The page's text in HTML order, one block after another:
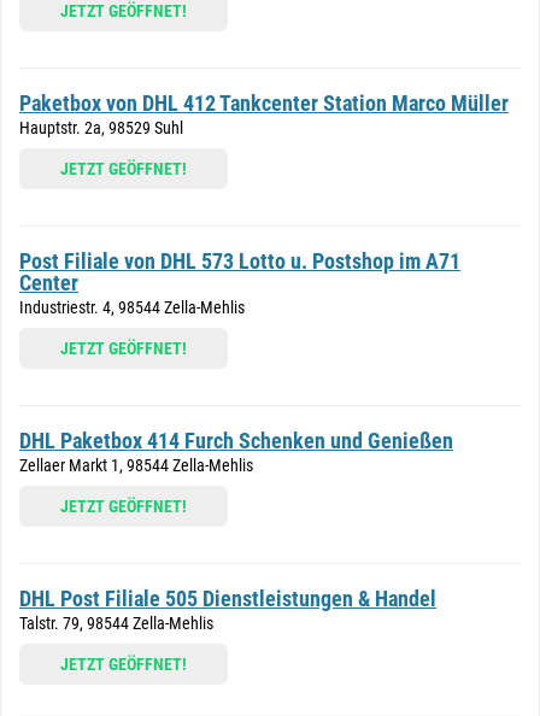
JETZT GEÖFFNET!
Paketbox von DHL 412 Tankcenter Station Marco Müller
Hauptstr. 2a, 98529 Suhl
JETZT GEÖFFNET!
Post Filiale von DHL 573 Lotto u. Postshop im A71
Center
Industriestr. 4, 98544 Zella-Mehlis
JETZT GEÖFFNET!
DHL Paketbox 414 Furch Schenken und Genießen
Zellaer Markt 1, 98544 Zella-Mehlis
JETZT GEÖFFNET!
DHL Post Filiale 505 Dienstleistungen & Handel
Talstr. 79, 98544 Zella-Mehlis
JETZT GEÖFFNET!